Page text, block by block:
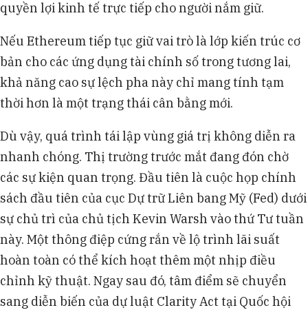
quyền lợi kinh tế trực tiếp cho người nắm giữ.
Nếu Ethereum tiếp tục giữ vai trò là lớp kiến trúc cơ
bản cho các ứng dụng tài chính số trong tương lai,
khả năng cao sự lệch pha này chỉ mang tính tạm
thời hơn là một trạng thái cân bằng mới.
Dù vậy, quá trình tái lập vùng giá trị không diễn ra
nhanh chóng. Thị trường trước mắt đang đón chờ
các sự kiện quan trọng. Đầu tiên là cuộc họp chính
sách đầu tiên của cục Dự trữ Liên bang Mỹ (Fed) dưới
sự chủ trì của chủ tịch Kevin Warsh vào thứ Tư tuần
này. Một thông điệp cứng rắn về lộ trình lãi suất
hoàn toàn có thể kích hoạt thêm một nhịp điều
chỉnh kỹ thuật. Ngay sau đó, tâm điểm sẽ chuyển
sang diễn biến của dự luật Clarity Act tại Quốc hội